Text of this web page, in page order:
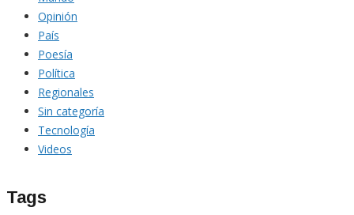
Opinión
País
Poesía
Política
Regionales
Sin categoría
Tecnología
Videos
Tags